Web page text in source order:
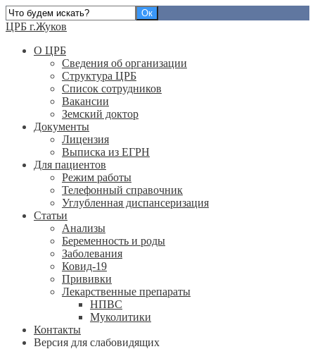
ЦРБ г.Жуков
О ЦРБ
Сведения об организации
Структура ЦРБ
Список сотрудников
Вакансии
Земский доктор
Документы
Лицензия
Выписка из ЕГРН
Для пациентов
Режим работы
Телефонный справочник
Углубленная диспансеризация
Статьи
Анализы
Беременность и роды
Заболевания
Ковид-19
Прививки
Лекарственные препараты
НПВС
Муколитики
Контакты
Версия для слабовидящих